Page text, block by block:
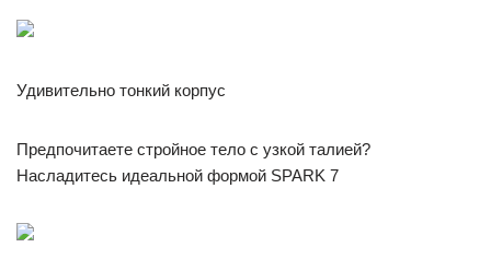
Удивительно тонкий корпус
Предпочитаете стройное тело с узкой талией?
Насладитесь идеальной формой SPARK 7